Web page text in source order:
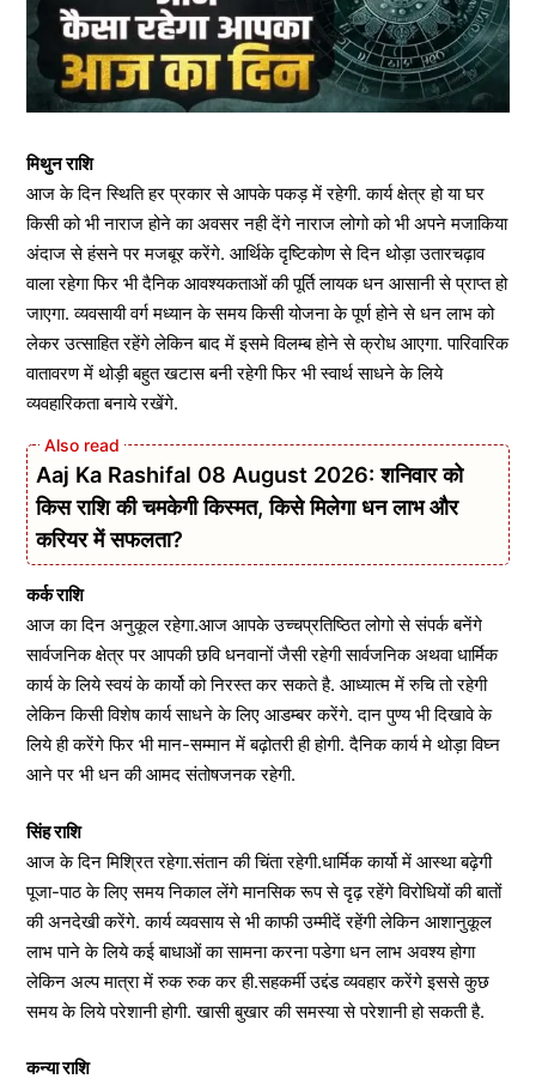
मिथुन राशि
आज के दिन स्थिति हर प्रकार से आपके पकड़ में रहेगी. कार्य क्षेत्र हो या घर
किसी को भी नाराज होने का अवसर नही देंगे नाराज लोगो को भी अपने मजाकिया
अंदाज से हंसने पर मजबूर करेंगे. आर्थिके दृष्टिकोण से दिन थोड़ा उतारचढ़ाव
वाला रहेगा फिर भी दैनिक आवश्यकताओं की पूर्ति लायक धन आसानी से प्राप्त हो
जाएगा. व्यवसायी वर्ग मध्यान के समय किसी योजना के पूर्ण होने से धन लाभ को
लेकर उत्साहित रहेंगे लेकिन बाद में इसमे विलम्ब होने से क्रोध आएगा. पारिवारिक
वातावरण में थोड़ी बहुत खटास बनी रहेगी फिर भी स्वार्थ साधने के लिये
व्यवहारिकता बनाये रखेंगे.
Aaj Ka Rashifal 08 August 2026: शनिवार को
किस राशि की चमकेगी किस्मत, किसे मिलेगा धन लाभ और
करियर में सफलता?
कर्क राशि
आज का दिन अनुकूल रहेगा.आज आपके उच्चप्रतिष्ठित लोगो से संपर्क बनेंगे
सार्वजनिक क्षेत्र पर आपकी छवि धनवानों जैसी रहेगी सार्वजनिक अथवा धार्मिक
कार्य के लिये स्वयं के कार्यो को निरस्त कर सकते है. आध्यात्म में रुचि तो रहेगी
लेकिन किसी विशेष कार्य साधने के लिए आडम्बर करेंगे. दान पुण्य भी दिखावे के
लिये ही करेंगे फिर भी मान-सम्मान में बढ़ोतरी ही होगी. दैनिक कार्य मे थोड़ा विघ्न
आने पर भी धन की आमद संतोषजनक रहेगी.
सिंह राशि
आज के दिन मिश्रित रहेगा.संतान की चिंता रहेगी.धार्मिक कार्यो में आस्था बढ़ेगी
पूजा-पाठ के लिए समय निकाल लेंगे मानसिक रूप से दृढ़ रहेंगे विरोधियों की बातों
की अनदेखी करेंगे. कार्य व्यवसाय से भी काफी उम्मीदें रहेंगी लेकिन आशानुकूल
लाभ पाने के लिये कई बाधाओं का सामना करना पडेगा धन लाभ अवश्य होगा
लेकिन अल्प मात्रा में रुक रुक कर ही.सहकर्मी उद्दंड व्यवहार करेंगे इससे कुछ
समय के लिये परेशानी होगी. खासी बुखार की समस्या से परेशानी हो सकती है.
कन्या राशि